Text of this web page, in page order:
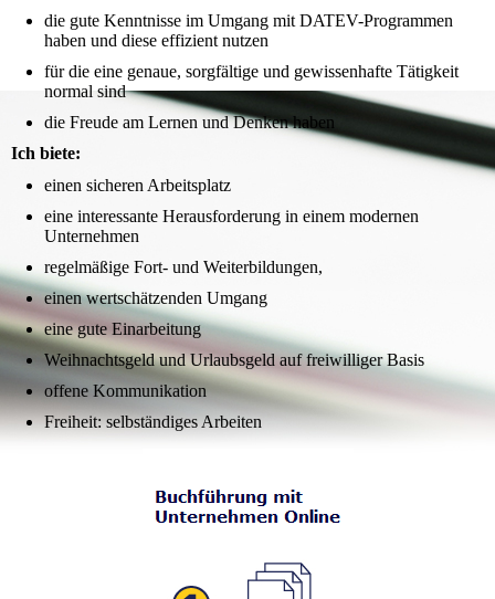
die gute Kenntnisse im Umgang mit DATEV-Programmen
haben und diese effizient nutzen
für die eine genaue, sorgfältige und gewissenhafte Tätigkeit
normal sind
die Freude am Lernen und Denken haben
Ich biete:
einen sicheren Arbeitsplatz
eine interessante Herausforderung in einem modernen
Unternehmen
regelmäßige Fort- und Weiterbildungen,
einen wertschätzenden Umgang
eine gute Einarbeitung
Weihnachtsgeld und Urlaubsgeld auf freiwilliger Basis
offene Kommunikation
Freiheit: selbständiges Arbeiten